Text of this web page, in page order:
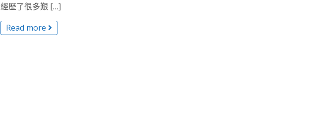
經歷了很多艱 […]
Read more